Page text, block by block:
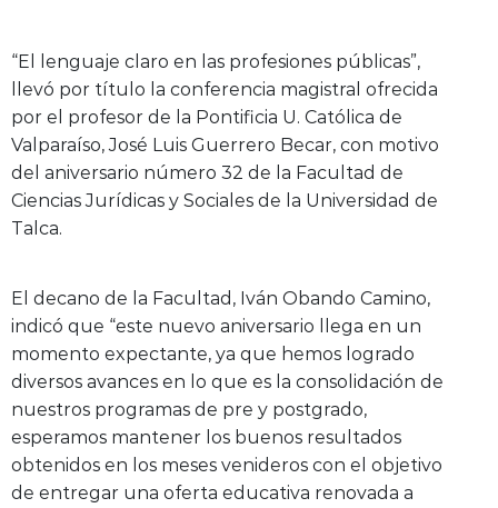
“El lenguaje claro en las profesiones públicas”,
llevó por título la conferencia magistral ofrecida
por el profesor de la Pontificia U. Católica de
Valparaíso, José Luis Guerrero Becar, con motivo
del aniversario número 32 de la Facultad de
Ciencias Jurídicas y Sociales de la Universidad de
Talca.
El decano de la Facultad, Iván Obando Camino,
indicó que “este nuevo aniversario llega en un
momento expectante, ya que hemos logrado
diversos avances en lo que es la consolidación de
nuestros programas de pre y postgrado,
esperamos mantener los buenos resultados
obtenidos en los meses venideros con el objetivo
de entregar una oferta educativa renovada a